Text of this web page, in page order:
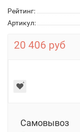
Рейтинг:
Артикул:
20 406 руб
Самовывоз